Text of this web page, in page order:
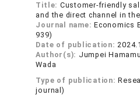
Title: Customer-friendly
and the direct channel in
Journal name:Economics
939)
Date of publication:
Author(s): Jumpei
Wada
Type of publication:
journal)